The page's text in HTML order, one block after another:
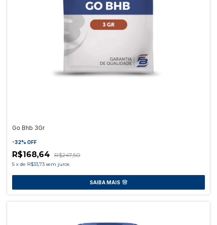
Go Bhb 3Gr
-32% OFF
R$168,64 R$247,50
5 x de R$33,73 sem juros
SAIBA MAIS